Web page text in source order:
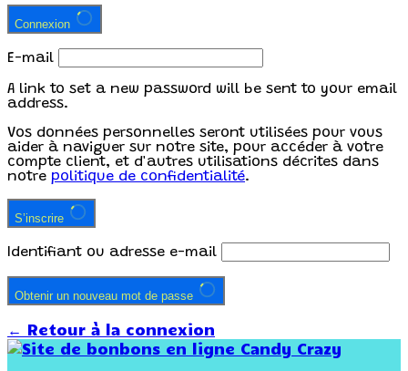
Connexion
E-mail
A link to set a new password will be sent to your email
address.
Vos données personnelles seront utilisées pour vous
aider à naviguer sur notre site, pour accéder à votre
compte client, et d'autres utilisations décrites dans
notre politique de confidentialité.
S’inscrire
Identifiant ou adresse e-mail
Obtenir un nouveau mot de passe
← Retour à la connexion